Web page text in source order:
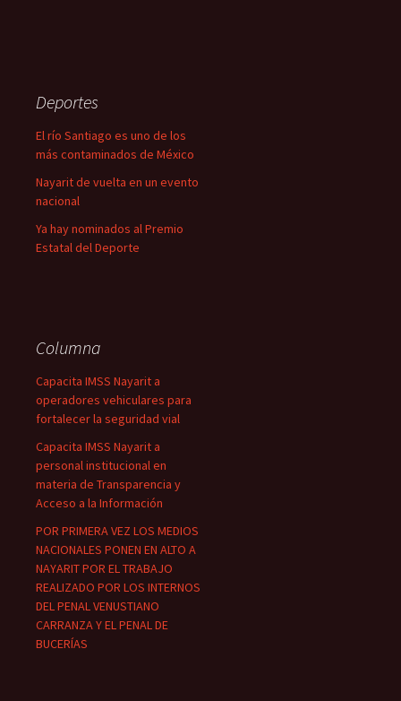
Deportes
El río Santiago es uno de los
más contaminados de México
Nayarit de vuelta en un evento
nacional
Ya hay nominados al Premio
Estatal del Deporte
Columna
Capacita IMSS Nayarit a
operadores vehiculares para
fortalecer la seguridad vial
Capacita IMSS Nayarit a
personal institucional en
materia de Transparencia y
Acceso a la Información
POR PRIMERA VEZ LOS MEDIOS
NACIONALES PONEN EN ALTO A
NAYARIT POR EL TRABAJO
REALIZADO POR LOS INTERNOS
DEL PENAL VENUSTIANO
CARRANZA Y EL PENAL DE
BUCERÍAS